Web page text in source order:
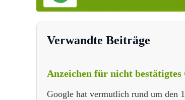
Verwandte Beiträge
Anzeichen für nicht
Google hat vermutlich rund um den